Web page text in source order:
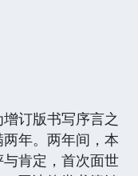
订版书写序言之
年。两年间，本
肯定，首次面世